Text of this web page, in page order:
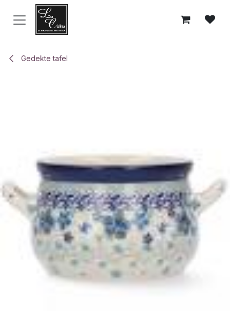
Overslaan naar inhoud
Gedekte tafel